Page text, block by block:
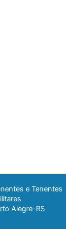
e Tenentes
Alegre-RS